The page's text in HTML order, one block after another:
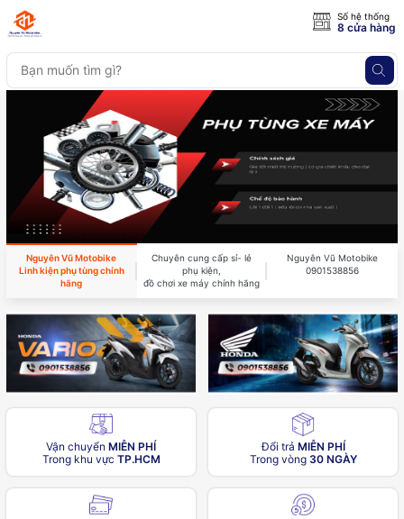
Số hệ thống
8 cửa hàng
Nguyên Vũ Motobike
Linh kiện phụ tùng chính
hãng
Chuyên cung cấp sỉ- lẻ
phụ kiện,
đồ chơi xe máy chính hãng
Nguyên Vũ Motobike
0901538856
Vận chuyển MIỄN PHÍ
Trong khu vực TP.HCM
Đổi trả MIỄN PHÍ
Trong vòng 30 NGÀY